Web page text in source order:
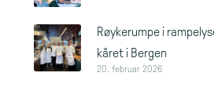
Røykerumpe i
kåret i Bergen
20. februar 2026